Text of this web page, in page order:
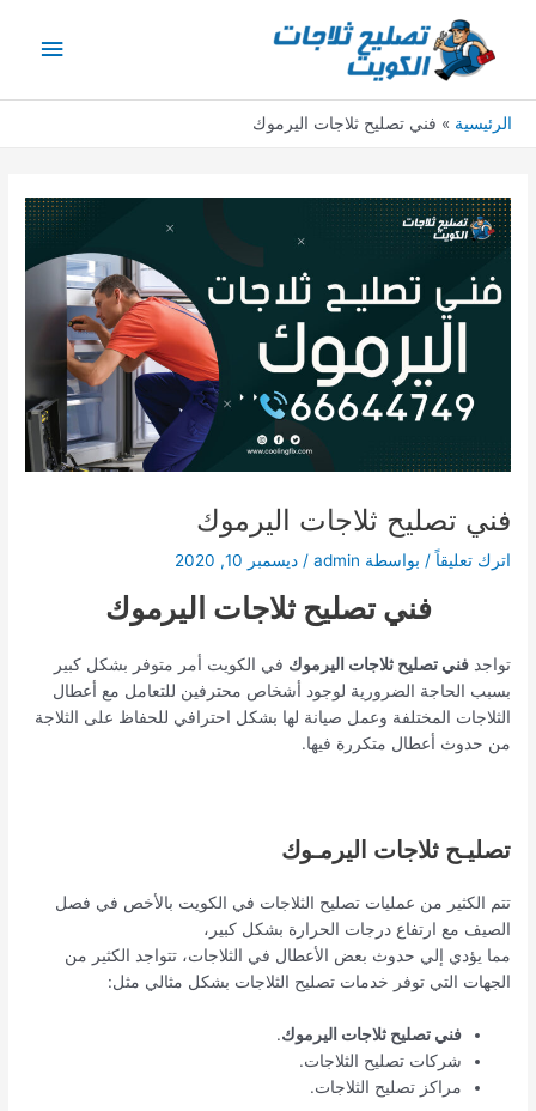
المحتوى
الرئيسية فني تصليح ثلاجات اليرموك
فني تصليح ثلاجات اليرموك
اترك تعليقاً / بواسطة admin
/ديسمبر 10, 2020
فني تصليح ثلاجات اليرموك
تواجدفني تصليح ثلاجات اليرموك في الكويت أمر متوفر بشكل كبير
بسبب الحاجة الضرورية لوجود أشخاص محترفين للتعامل مع أعطال
الثلاجات المختلفة وعمل صيانة لها بشكل احترافي للحفاظ على الثلاجة
من حدوث أعطال متكررة فيها.
تصليـح ثلاجات اليرمـوك
تتم الكثير من عمليات تصليح الثلاجات في الكويت بالأخص في فصل
الصيف مع ارتفاع درجات الحرارة بشكل كبير،
مما يؤدي إلي حدوث بعض الأعطال في الثلاجات، تتواجد الكثير من
الجهات التي توفر خدمات تصليح الثلاجات بشكل مثالي مثل:
فني تصليح ثلاجات اليرموك.
شركات تصليح الثلاجات.
مراكز تصليح الثلاجات.